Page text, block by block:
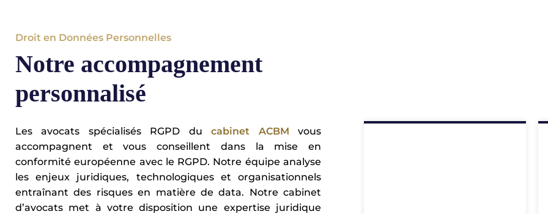
Droit en Données Personnelles
Notre accompagnement
personnalisé
Les avocats spécialisés RGPD ducabinet ACBM vous
accompagnent et vous conseillent dans la mise en
conformité européenne avec le RGPD. Notre équipe analyse
les enjeux juridiques, technologiques et organisationnels
entraînant des risques en matière de data. Notre cabinet
d’avocats met à votre disposition une expertise juridique